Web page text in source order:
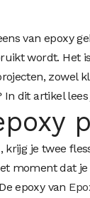
van epoxy
wordt. Het
zowel
dit artikel
krijg je twee
moment dat
epoxy van